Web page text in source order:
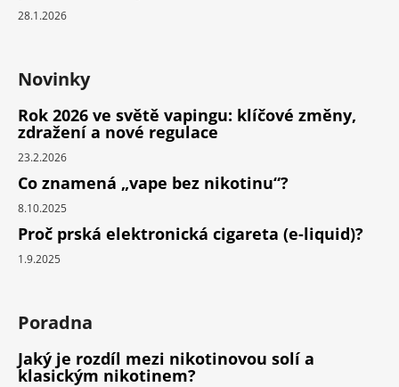
28.1.2026
Novinky
Rok 2026 ve světě vapingu: klíčové změny,
zdražení a nové regulace
23.2.2026
Co znamená „vape bez nikotinu“?
8.10.2025
Proč prská elektronická cigareta (e-liquid)?
1.9.2025
Poradna
Jaký je rozdíl mezi nikotinovou solí a
klasickým nikotinem?